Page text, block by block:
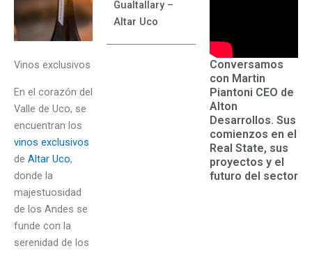
Vinos exclusivos
En el corazón del
Valle de Uco, se
encuentran los
vinos exclusivos
de Altar Uco,
donde la
majestuosidad
de los Andes se
funde con la
serenidad de los
Gualtallary –
Altar Uco
Conversamos
con Martin
Piantoni CEO de
Alton
Desarrollos. Sus
comienzos en el
Real State, sus
proyectos y el
futuro del sector